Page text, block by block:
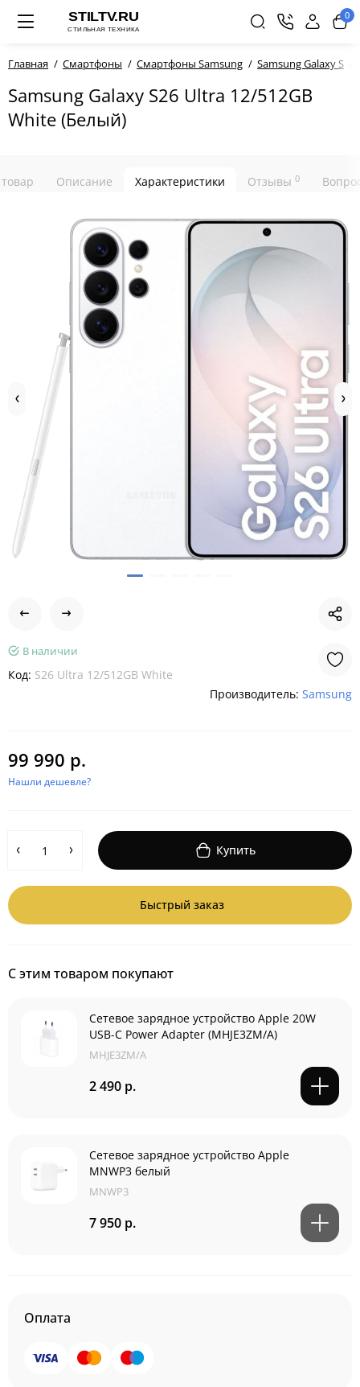
0
Главная Смартфоны Смартфоны Samsung Samsung Galaxy S
Samsung Galaxy S26 Ultra 12/512GB
White (Белый)
Описание Характеристики Отзывы 0
В наличии
Код: S26 Ultra 12/512GB White
Производитель: Samsung
99 990 р.
Нашли дешевле?
Купить
Быстрый заказ
С этим товаром покупают
Сетевое зарядное устройство Apple 20W
USB-C Power Adapter (MHJE3ZM/A)
MHJE3ZM/A
2 490 р.
Сетевое зарядное устройство Apple
MNWP3 белый
MNWP3
7 950 р.
Оплата